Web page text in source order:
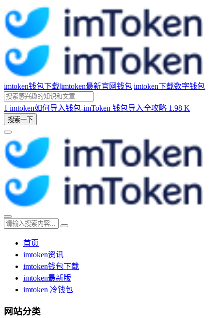
imtoken钱包下载|imtoken最新官网钱包|imtoken下载数字钱包
1 imtoken如何导入钱包-imToken 钱包导入全攻略 1.98 K
搜索一下
首页
imtoken资讯
imtoken钱包下载
imtoken最新版
imtoken 冷钱包
网站分类